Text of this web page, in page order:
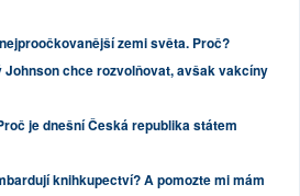
zemi světa. Proč?
Johnson chce rozvolňovat, avšak vakcíny
je dnešní Česká republika státem
knihkupectví? A pomozte mi mám